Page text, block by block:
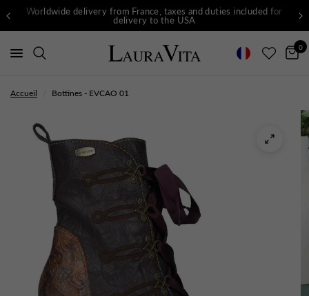
Worldwide delivery from France, taxes and duties included for
delivery to the USA
0
Accueil Bottines - EVCAO 01